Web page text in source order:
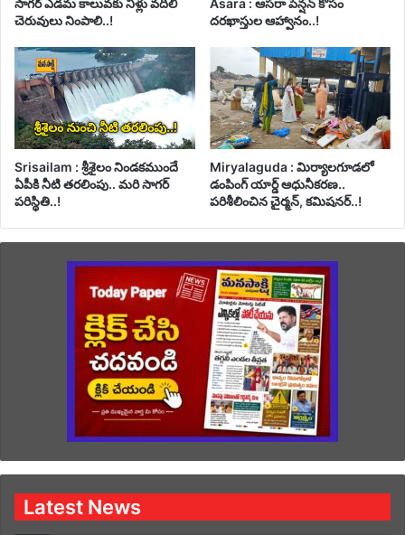
చెరువులు నింపాలి..!
దరఖాస్తుల ఆహ్వానం..!
Srisailam : శ్రీశైలం నిండకముందే
ఏపీకి నీటి తరలింపు.. మరి సాగర్
పరిస్థితి..!
Miryalaguda : మిర్యాలగూడలో
డంపింగ్ యార్డ్ ఆధునీకరణ..
పరిశీలించిన చైర్మన్, కమిషనర్..!
Latest News